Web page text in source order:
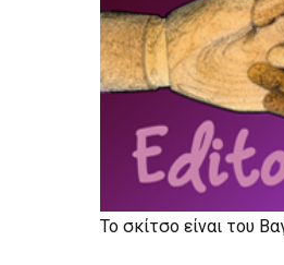
Το σκίτσο είναι του